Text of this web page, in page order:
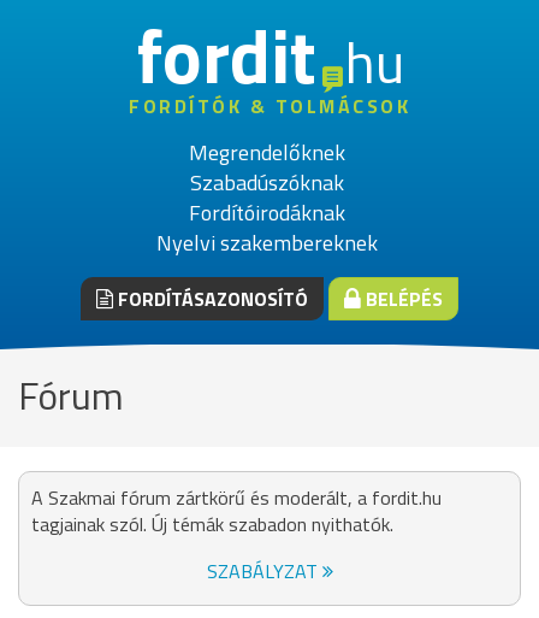
fordithu
FORDÍTÓK & TOLMÁCSOK
Megrendelőknek
Szabadúszóknak
Fordítóirodáknak
Nyelvi szakembereknek
FORDÍTÁSAZONOSÍTÓ BELÉPÉS
Fórum
A Szakmai fórum zártkörű és moderált, a fordit.hu
tagjainak szól. Új témák szabadon nyithatók.
SZABÁLYZAT